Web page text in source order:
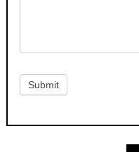
Submit